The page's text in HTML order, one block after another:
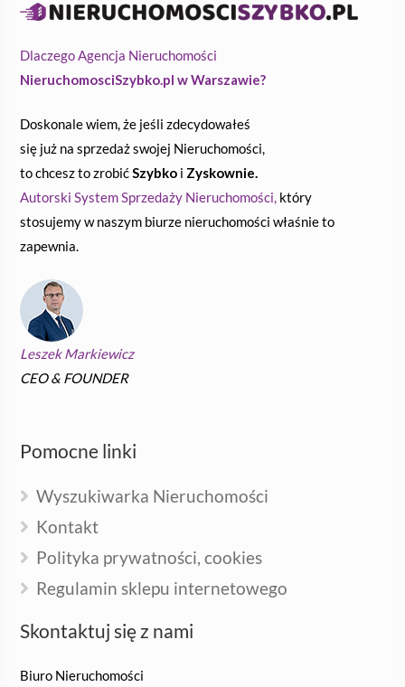
Dlaczego Agencja Nieruchomości
NieruchomosciSzybko.pl w Warszawie?
Doskonale wiem, że jeśli zdecydowałeś
się już na sprzedaż swojej Nieruchomości,
to chcesz to zrobićSzybko i Zyskownie.
Autorski System Sprzedaży Nieruchomości, który
stosujemy w naszym biurze nieruchomości właśnie to
zapewnia.
Leszek Markiewicz
CEO & FOUNDER
Pomocne linki
Wyszukiwarka Nieruchomości
Kontakt
Polityka prywatności, cookies
Regulamin sklepu internetowego
Skontaktuj się z nami
Biuro Nieruchomości